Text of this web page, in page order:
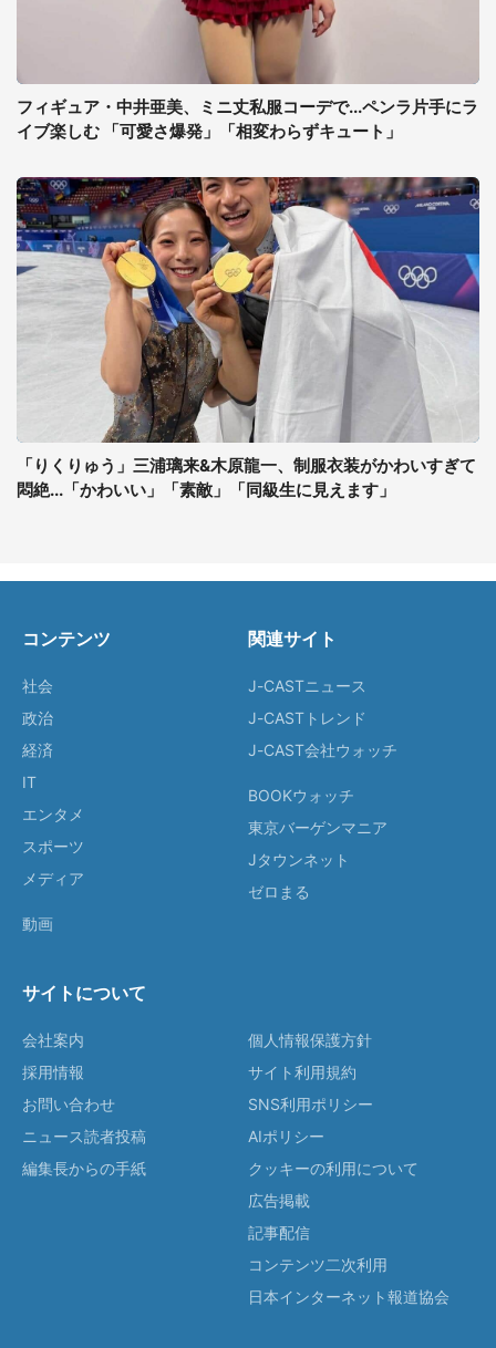
フィギュア・中井亜美、ミニ丈私服コーデで...ペンラ片手にラ
イブ楽しむ 「可愛さ爆発」「相変わらずキュート」
「りくりゅう」三浦璃来&木原龍一、制服衣装がかわいすぎて
悶絶...「かわいい」「素敵」「同級生に見えます」
コンテンツ
社会
政治
経済
IT
エンタメ
スポーツ
メディア
動画
関連サイト
J-CASTニュース
J-CASTトレンド
J-CAST会社ウォッチ
BOOKウォッチ
東京バーゲンマニア
Jタウンネット
ゼロまる
サイトについて
会社案内
採用情報
お問い合わせ
ニュース読者投稿
編集長からの手紙
個人情報保護方針
サイト利用規約
SNS利用ポリシー
AIポリシー
クッキーの利用について
広告掲載
記事配信
コンテンツ二次利用
日本インターネット報道協会